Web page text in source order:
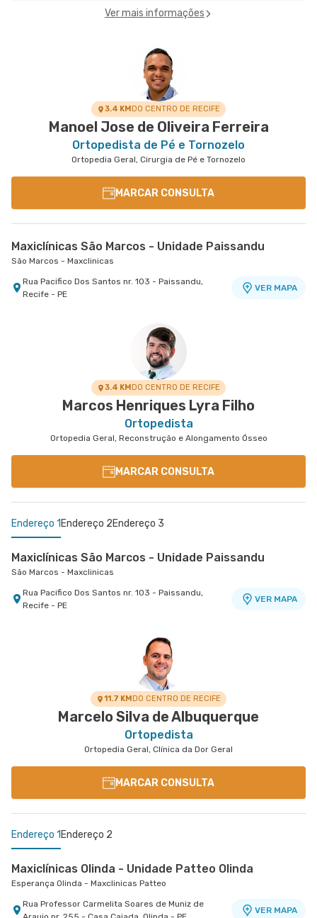
Ver mais informações
3.4 KMDO CENTRO DE RECIFE
Manoel Jose de Oliveira Ferreira
Ortopedista de Pé e Tornozelo
Ortopedia Geral, Cirurgia de Pé e Tornozelo
MARCAR CONSULTA
Maxiclínicas São Marcos - Unidade Paissandu
São Marcos - Maxclinicas
Rua Pacifico Dos Santos nr. 103 - Paissandu,
Recife - PE
VER MAPA
3.4 KMDO CENTRO DE RECIFE
Marcos Henriques Lyra Filho
Ortopedista
Ortopedia Geral, Reconstrução e Alongamento Ósseo
MARCAR CONSULTA
Endereço 1 Endereço 2Endereço 3
Maxiclínicas São Marcos - Unidade Paissandu
São Marcos - Maxclinicas
Rua Pacifico Dos Santos nr. 103 - Paissandu,
Recife - PE
VER MAPA
Rua Das Fronteiras nr. 127 Centro Médico I - Boa
Avenida Doutor Jose Augusto Moreira nr. 751 -
11.7 KMDO CENTRO DE RECIFE
Marcelo Silva de Albuquerque
Ortopedista
Ortopedia Geral, Clínica da Dor Geral
MARCAR CONSULTA
Endereço 1 Endereço 2
Maxiclínicas Olinda - Unidade Patteo Olinda
Esperança Olinda - Maxclinicas Patteo
Rua Professor Carmelita Soares de Muniz de
VER MAPA